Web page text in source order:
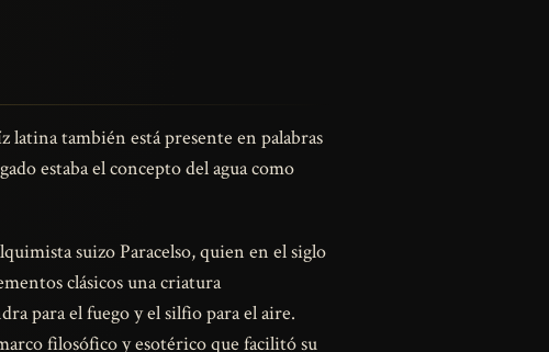
latina también está presente en palabras
estaba el concepto del agua como
suizo Paracelso, quien en el siglo
clásicos una criatura
para el fuego y el silfio para el aire.
filosófico y esotérico que facilitó su